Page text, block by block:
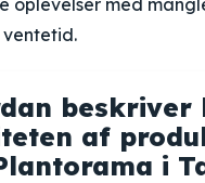
oplevelser med
beskriver
af
i